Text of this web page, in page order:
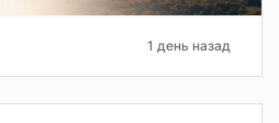
1 день назад